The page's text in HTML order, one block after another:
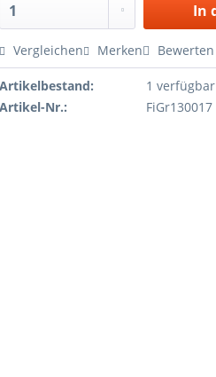
In
Vergleichen Merken Bewerten
Artikelbestand:
1 verfügbar
Artikel-Nr.:
FiGr130017